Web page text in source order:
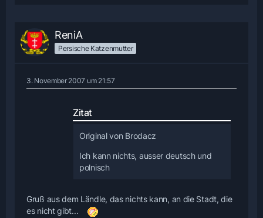
ReniA
Persische Katzenmutter
3. November 2007 um 21:57
Zitat
Original von Brodacz
Ich kann nichts, ausser deutsch und
polnisch
Gruß aus dem Ländle, das nichts kann, an die Stadt, die
es nicht gibt...